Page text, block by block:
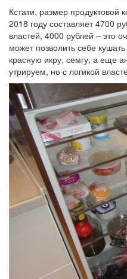
Кстати, размер продуктовой
2018 году составляет 4700
властей, 4000 рублей – это
может позволить себе
красную икру, семгу, а еще
утрируем, но с логикой